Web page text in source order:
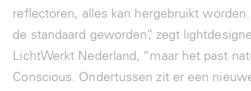
reflectoren, alles kan hergebruikt
de standaard geworden”, zegt
LichtWerkt Nederland, “maar het past
Conscious. Ondertussen zit er een